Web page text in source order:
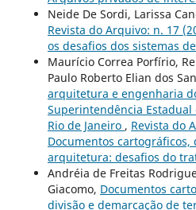
Neide De Sordi, Larissa
Revista do Arquivo: n. 17
os desafios dos sistemas
Maurício Correa Porfírio,
Paulo Roberto Elian dos
arquitetura e engenharia
Superintendência
Rio de Janeiro , Revista do
Documentos cartográficos,
arquitetura: desafios do
Andréia de Freitas
Giacomo, Documentos
divisão e demarcação de